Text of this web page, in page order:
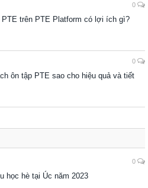
0
PTE trên PTE Platform có lợi ích gì?
0
ôn tập PTE sao cho hiệu quả và tiết
0
học hè tại Úc năm 2023